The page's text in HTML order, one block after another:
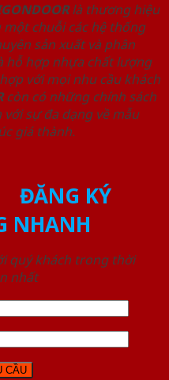
là thương hiệu
chuỗi các hệ thống
sản xuất và phân
hỗ hợp nhựa chất lượng
với mọi nhu cầu khách
còn có những chính sách
với sự đa dạng về mẫu
giá thành.
ĐĂNG KÝ
NHANH
quý khách trong thời
nhất